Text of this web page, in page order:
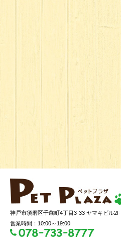
神戸市須磨区千歳町4丁目3-33 ヤマキビル2F
営業時間：10:00～19:00